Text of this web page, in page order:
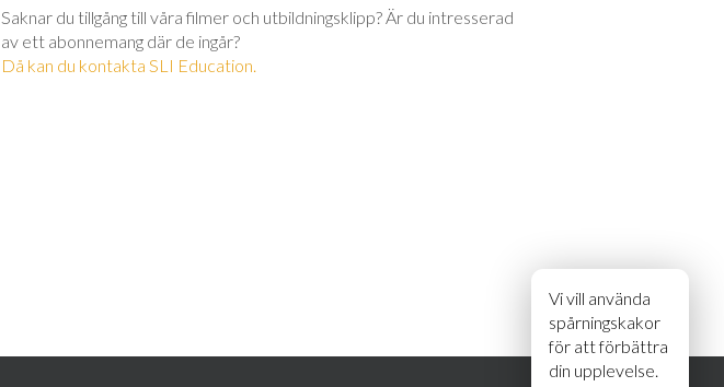
Vi vill använda
spårningskakor
för att förbättra
din upplevelse.
Saknar du tillgång till våra filmer och utbildningsklipp? Är du intresserad
av ett abonnemang där de ingår?
Då kan du kontakta SLI Education.